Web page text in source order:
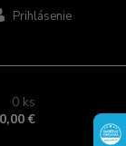
Prihlásenie
0 ks
0,00 €